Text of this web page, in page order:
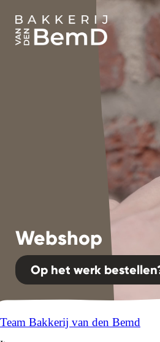
Webshop
Op het werk